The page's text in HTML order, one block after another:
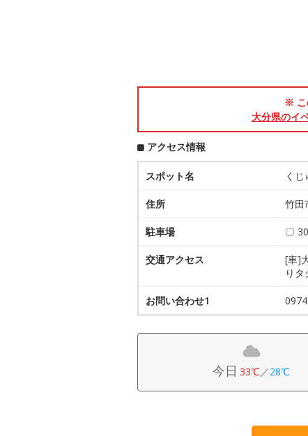
※ こ
大分県のイ
アクセス情報
スポット名 く
住所 竹田
駐車場 〇
交通アクセス
[車]
り
お問い合わせ1
今日 33℃／28℃